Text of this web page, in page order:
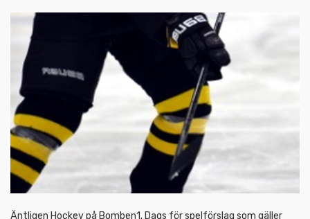
Äntligen Hockey på Bomben1. Dags för spelförslag som gäller